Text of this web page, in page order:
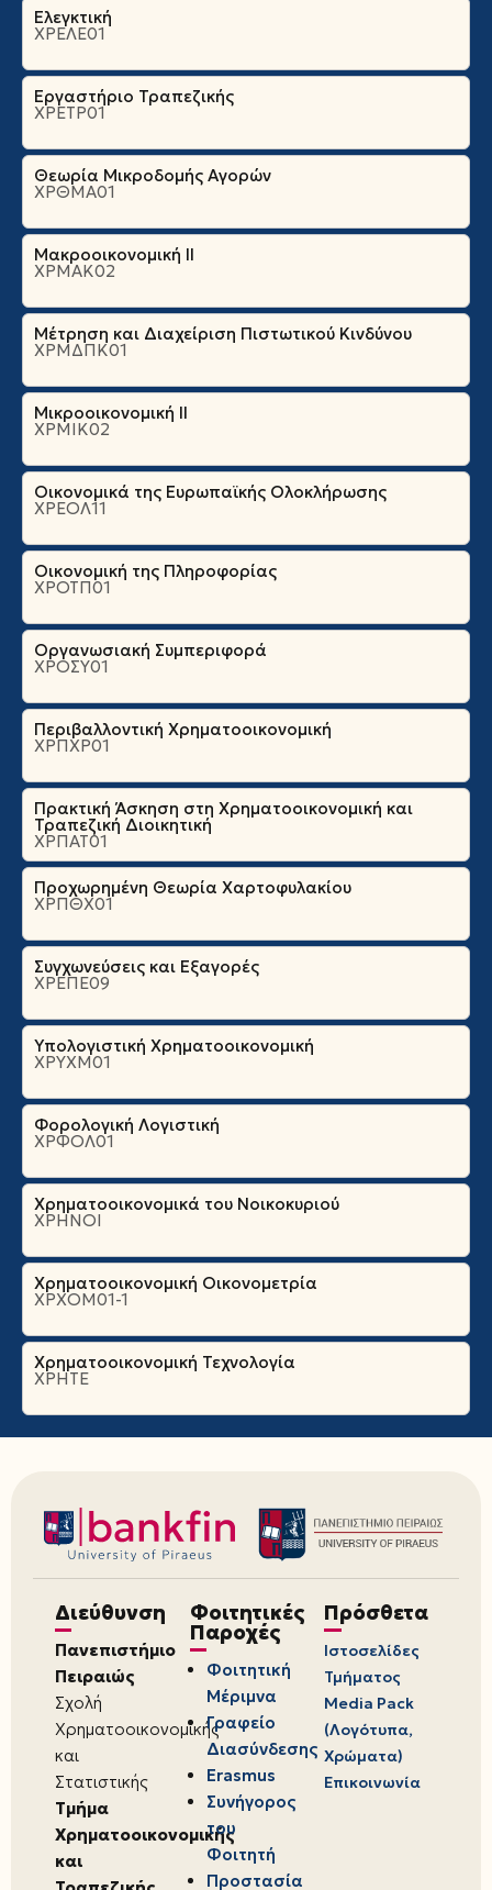
Ελεγκτική
ΧΡΕΛΕ01
Εργαστήριο Τραπεζικής
ΧΡΕΤΡ01
Θεωρία Μικροδομής Αγορών
ΧΡΘΜΑ01
Μακροοικονομική ΙΙ
ΧΡΜΑΚ02
Μέτρηση και Διαχείριση Πιστωτικού Κινδύνου
ΧΡΜΔΠΚ01
Μικροοικονομική ΙΙ
ΧΡΜΙΚ02
Οικονομικά της Ευρωπαϊκής Ολοκλήρωσης
ΧΡΕΟΛ11
Οικονομική της Πληροφορίας
ΧΡΟΤΠ01
Οργανωσιακή Συμπεριφορά
ΧΡΟΣΥ01
Περιβαλλοντική Χρηματοοικονομική
ΧΡΠΧΡ01
Πρακτική Άσκηση στη Χρηματοοικονομική και
Τραπεζική Διοικητική
ΧΡΠΑΤ01
Προχωρημένη Θεωρία Χαρτοφυλακίου
ΧΡΠΘΧ01
Συγχωνεύσεις και Εξαγορές
ΧΡΕΠΕ09
Υπολογιστική Χρηματοοικονομική
ΧΡΥΧΜ01
Φορολογική Λογιστική
ΧΡΦΟΛ01
Χρηματοοικονομικά του Νοικοκυριού
ΧΡΗΝΟΙ
Χρηματοοικονομική Οικονομετρία
ΧΡΧΟΜ01-1
Χρηματοοικονομική Τεχνολογία
ΧΡΗΤΕ
Διεύθυνση
Πανεπιστήμιο
Πειραιώς
Σχολή
Χρηματοοικονομικής
και
Στατιστικής
Τμήμα
Χρηματοοικονομικής
και
Φοιτητικές
Παροχές
Φοιτητική
Μέριμνα
Γραφείο
Διασύνδεσης
Erasmus
Συνήγορος
του
Φοιτητή
Προστασία
Πρόσθετα
Ιστοσελίδες
Τμήματος
Media Pack
(Λογότυπα,
Χρώματα)
Επικοινωνία